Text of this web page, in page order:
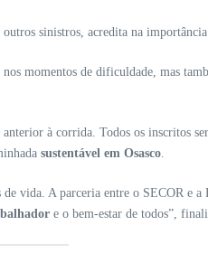
outros sinistros, acredita na
nos momentos de dificuldade, mas
à corrida. Todos os inscritos
sustentável em Osasco.
de vida. A parceria entre o SECOR e
e o bem-estar de todos”,